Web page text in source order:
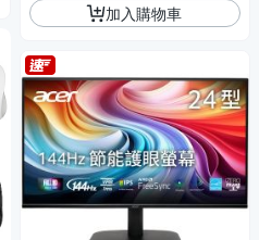
加入購物車